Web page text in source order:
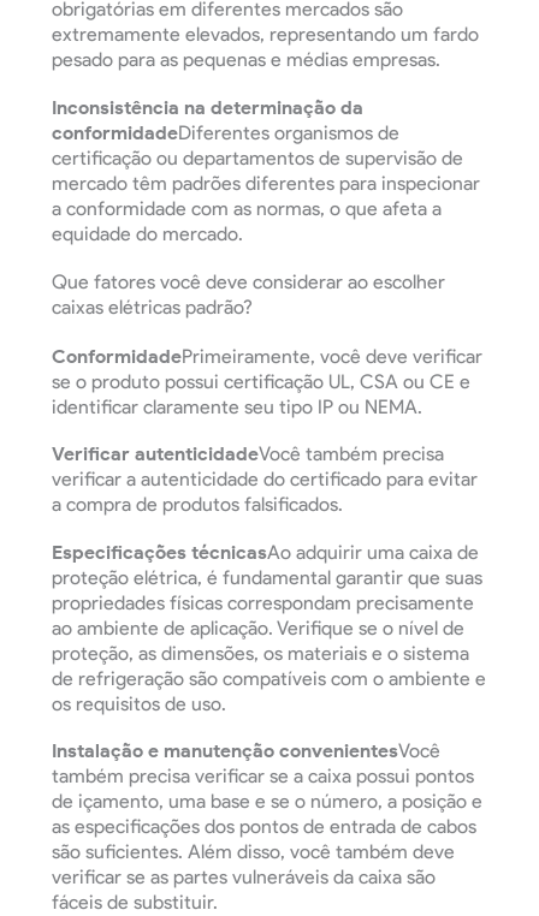
obrigatórias em diferentes mercados são
extremamente elevados, representando um fardo
pesado para as pequenas e médias empresas.
Inconsistência na determinação da
conformidadeDiferentes organismos de
certificação ou departamentos de supervisão de
mercado têm padrões diferentes para inspecionar
a conformidade com as normas, o que afeta a
equidade do mercado.
Que fatores você deve considerar ao escolher
caixas elétricas padrão?
ConformidadePrimeiramente, você deve verificar
se o produto possui certificação UL, CSA ou CE e
identificar claramente seu tipo IP ou NEMA.
Verificar autenticidadeVocê também precisa
verificar a autenticidade do certificado para evitar
a compra de produtos falsificados.
Especificações técnicasAo adquirir uma caixa de
proteção elétrica, é fundamental garantir que suas
propriedades físicas correspondam precisamente
ao ambiente de aplicação. Verifique se o nível de
proteção, as dimensões, os materiais e o sistema
de refrigeração são compatíveis com o ambiente e
os requisitos de uso.
Instalação e manutenção convenientesVocê
também precisa verificar se a caixa possui pontos
de içamento, uma base e se o número, a posição e
as especificações dos pontos de entrada de cabos
são suficientes. Além disso, você também deve
verificar se as partes vulneráveis da caixa são
fáceis de substituir.